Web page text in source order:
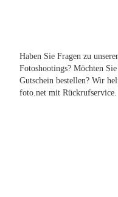
Haben Sie Fragen zu
Fotoshootings? Möchten
Gutschein bestellen? Wir
foto.net mit Rückrufservice.